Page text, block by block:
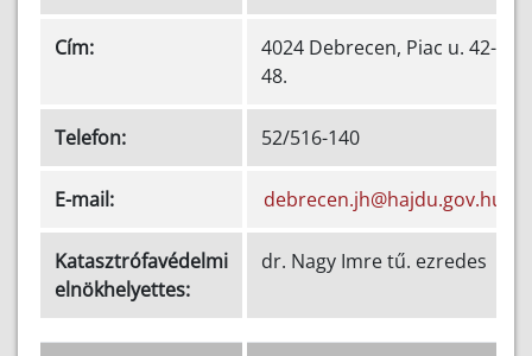
Cím:
4024 Debrecen, Piac u. 42-
48.
Telefon: 52/516-140
E-mail: debrecen.jh@hajdu.gov.hu
Katasztrófavédelmi
elnökhelyettes:
dr. Nagy Imre tű. ezredes